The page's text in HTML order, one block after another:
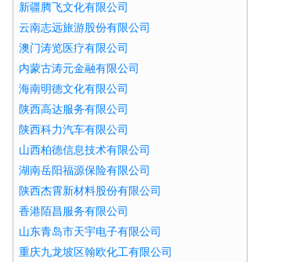
新疆腾飞文化有限公司
云南志远旅游股份有限公司
澳门涛览医疗有限公司
内蒙古涛元金融有限公司
海南明德文化有限公司
陕西高达服务有限公司
陕西科力汽车有限公司
山西柏德信息技术有限公司
湖南岳阳福源保险有限公司
陕西杰霄新材料股份有限公司
香港陌昌服务有限公司
山东青岛市天宇电子有限公司
重庆九龙坡区翰欧化工有限公司